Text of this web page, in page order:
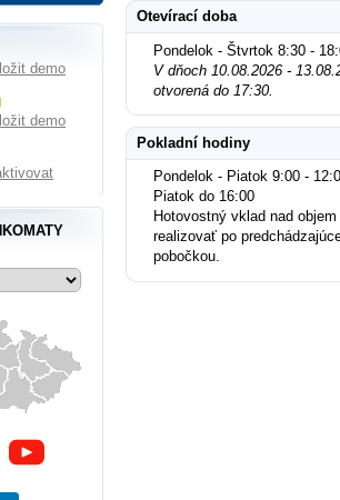
Otevírací doba
Pondelok - Štvrtok 8:30 -
V dňoch 10.08.2026 -
otvorená do 17:30.
Pokladní hodiny
Pondelok - Piatok 9:00 -
Piatok do 16:00
Hotovostný vklad nad
realizovať po
pobočkou.
demo
demo